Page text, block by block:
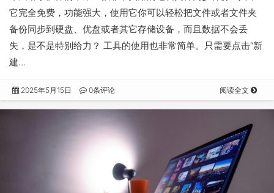
它完全免费，功能强大，使用它你可以轻松把文件或者文件夹
备份同步到硬盘、优盘或者其它存储设备，而且数据不会丢
失，是不是特别给力？ 工具的使用也非常简单。只需要点击“新
建…
2025年5月15日 0条评论 阅读全文